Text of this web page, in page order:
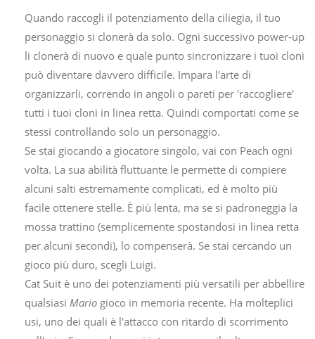
Quando raccogli il potenziamento della ciliegia, il tuo
personaggio si clonerà da solo. Ogni successivo power-up
li clonerà di nuovo e quale punto sincronizzare i tuoi cloni
può diventare davvero difficile. Impara l'arte di
organizzarli, correndo in angoli o pareti per 'raccogliere'
tutti i tuoi cloni in linea retta. Quindi comportati come se
stessi controllando solo un personaggio.
Se stai giocando a giocatore singolo, vai con Peach ogni
volta. La sua abilità fluttuante le permette di compiere
alcuni salti estremamente complicati, ed è molto più
facile ottenere stelle. È più lenta, ma se si padroneggia la
mossa trattino (semplicemente spostandosi in linea retta
per alcuni secondi), lo compenserà. Se stai cercando un
gioco più duro, scegli Luigi.
Cat Suit è uno dei potenziamenti più versatili per abbellire
qualsiasi Mario gioco in memoria recente. Ha molteplici
usi, uno dei quali è l'attacco con ritardo di scorrimento